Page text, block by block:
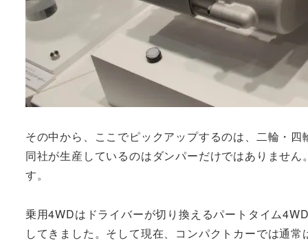
その中から、ここでピックアップするのは、二輪・
同社が生産しているのはダンパーだけではありませ
す。
乗用4WDはドライバーが切り換えるパートタイム
してきました。そして現在、コンパクトカーでは通